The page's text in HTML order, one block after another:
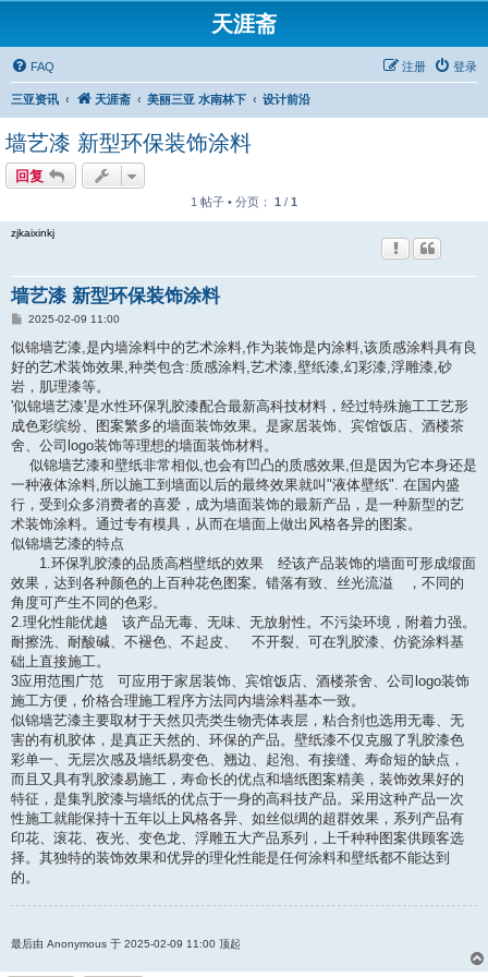
天涯斋
FAQ 登录
注册
三亚资讯 天涯斋 美丽三亚 水南林下 设计前沿
墙艺漆 新型环保装饰涂料
回复
1 帖子 • 分页： 1 / 1
zjkaixinkj
墙艺漆 新型环保装饰涂料
帖
2025-02-09 11:00
似锦墙艺漆,是内墙涂料中的艺术涂料,作为装饰是内涂料,该质感涂料具有良
好的艺术装饰效果,种类包含:质感涂料,艺术漆,壁纸漆,幻彩漆,浮雕漆,砂
岩，肌理漆等。
'似锦墙艺漆'是水性环保乳胶漆配合最新高科技材料，经过特殊施工工艺形
成色彩缤纷、图案繁多的墙面装饰效果。是家居装饰、宾馆饭店、酒楼茶
舍、公司logo装饰等理想的墙面装饰材料。
似锦墙艺漆和壁纸非常相似,也会有凹凸的质感效果,但是因为它本身还是
一种液体涂料,所以施工到墙面以后的最终效果就叫"液体壁纸". 在国内盛
行，受到众多消费者的喜爱，成为墙面装饰的最新产品，是一种新型的艺
术装饰涂料。通过专有模具，从而在墙面上做出风格各异的图案。
似锦墙艺漆的特点
1.环保乳胶漆的品质高档壁纸的效果 经该产品装饰的墙面可形成缎面
效果，达到各种颜色的上百种花色图案。错落有致、丝光流溢 ，不同的
角度可产生不同的色彩。
2.理化性能优越 该产品无毒、无味、无放射性。不污染环境，附着力强。
耐擦洗、耐酸碱、不褪色、不起皮、 不开裂、可在乳胶漆、仿瓷涂料基
础上直接施工。
3应用范围广范 可应用于家居装饰、宾馆饭店、酒楼茶舍、公司logo装饰
施工方便，价格合理施工程序方法同内墙涂料基本一致。
似锦墙艺漆主要取材于天然贝壳类生物壳体表层，粘合剂也选用无毒、无
害的有机胶体，是真正天然的、环保的产品。壁纸漆不仅克服了乳胶漆色
彩单一、无层次感及墙纸易变色、翘边、起泡、有接缝、寿命短的缺点，
而且又具有乳胶漆易施工，寿命长的优点和墙纸图案精美，装饰效果好的
特征，是集乳胶漆与墙纸的优点于一身的高科技产品。采用这种产品一次
性施工就能保持十五年以上风格各异、如丝似绸的超群效果，系列产品有
印花、滚花、夜光、变色龙、浮雕五大产品系列，上千种种图案供顾客选
择。其独特的装饰效果和优异的理化性能是任何涂料和壁纸都不能达到
的。
最后由 Anonymous 于 2025-02-09 11:00 顶起